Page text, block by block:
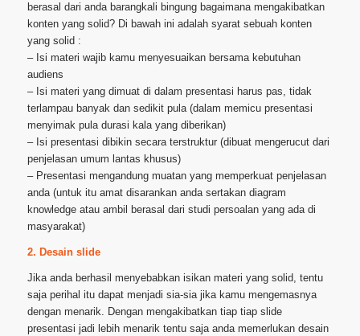
berasal dari anda barangkali bingung bagaimana mengakibatkan
konten yang solid? Di bawah ini adalah syarat sebuah konten
yang solid :
– Isi materi wajib kamu menyesuaikan bersama kebutuhan
audiens
– Isi materi yang dimuat di dalam presentasi harus pas, tidak
terlampau banyak dan sedikit pula (dalam memicu presentasi
menyimak pula durasi kala yang diberikan)
– Isi presentasi dibikin secara terstruktur (dibuat mengerucut dari
penjelasan umum lantas khusus)
– Presentasi mengandung muatan yang memperkuat penjelasan
anda (untuk itu amat disarankan anda sertakan diagram
knowledge atau ambil berasal dari studi persoalan yang ada di
masyarakat)
2. Desain slide
Jika anda berhasil menyebabkan isikan materi yang solid, tentu
saja perihal itu dapat menjadi sia-sia jika kamu mengemasnya
dengan menarik. Dengan mengakibatkan tiap tiap slide
presentasi jadi lebih menarik tentu saja anda memerlukan desain